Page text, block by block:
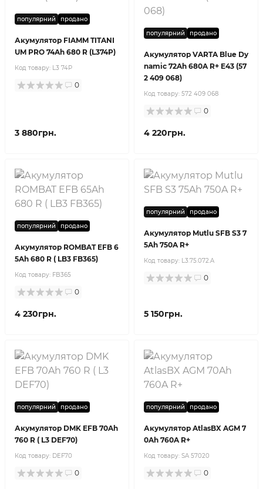
популярний продано
Акумулятор FIAMM TITANI
UM PRO 74Ah 680 R (L374P)
Код товару: L3 74P
0
3 880грн.
популярний продано
Акумулятор VARTA Blue Dy
namic 72Ah 680A R+ E43 (57
2 409 068)
Код товару: 572 409 068
0
4 220грн.
популярний продано
Акумулятор ROMBAT EFB 6
5Ah 680 R ( LB3 FB365)
Код товару: FB365
0
4 230грн.
популярний продано
Акумулятор Mutlu SFB S3 7
5Ah 750A R+
Код товару: L3.75.072.A
0
5 150грн.
популярний продано
Акумулятор DMK EFB 70Ah
760 R ( L3 DEF70)
Код товару: DEF70
0
популярний продано
Акумулятор AtlasBX AGM 7
0Ah 760A R+
Код товару: SA 57020
0